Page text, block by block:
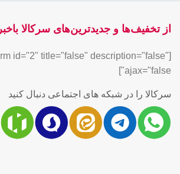
از تخفیف‌ها و جدیدترین‌های سرکالا
id="2" title="false" description="false"
ajax="false"]
سرکالا را در شبکه های اجتماعی دنبال کنید